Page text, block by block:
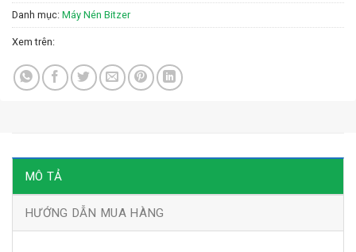
Danh mục: Máy Nén Bitzer
Xem trên:
MÔ TẢ
HƯỚNG DẪN MUA HÀNG